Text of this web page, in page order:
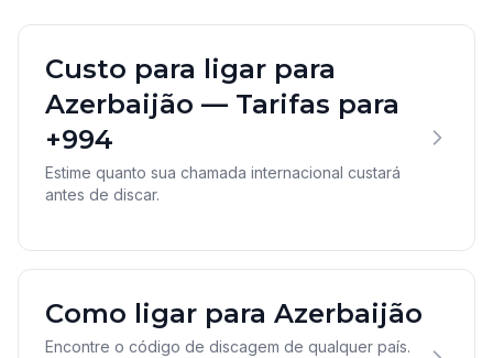
Custo para ligar para
Azerbaijão — Tarifas para
+994
Estime quanto sua chamada internacional custará
antes de discar.
Como ligar para Azerbaijão
Encontre o código de discagem de qualquer país.